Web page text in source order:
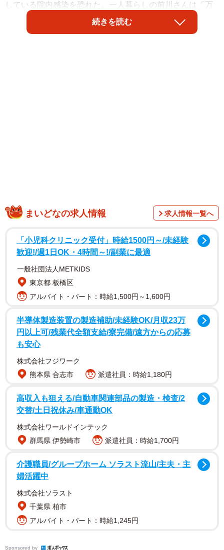
している院内感染を恐れた。一人暮らしの前川さんは「万
が一感染して入院にでもなったら、猫たちのお世話をする
人がいなくなる」と務めていた病院を退職した。
ん。「買い物や食事についても、ネットスーパーを利用し
便には感じていないですね」。不要不急の外出はもちろん
控えているが、自宅での特別な楽しみがある。猫との生活
である。
「コロナ自体は憎いですけどね…。毎日私が家にいる事
す。みんな（猫たち）もきっと喜んでくれている、と勝手
に思い込んでいます」
明るい希望…名前は「ライト」と「ホープ」に
前川さんの家にやってきた直後のライトとホープ
続きを読む
まいどなの求人情報 求人情報一覧へ
「小児科クリニック受付」時給1500円～/未経験
歓迎!/週1日OK・4時間～!/副業に最適
一般社団法人METKIDS
東京都 板橋区
アルバイト・パート：時給1,500円～1,600円
半導体製造装置の製造補助/未経験OK/月収23万
円以上可/残業代全額支給/寮完備/遠方からの応募
も安心
株式会社フジワーク
熊本県 合志市
派遣社員：時給1,180円
高収入も狙える/自動車関連部品の製造・検査/2
交替/土日祝休み/車通勤OK
株式会社ワールドインテック
群馬県 伊勢崎市
派遣社員：時給1,700円
介護職員/グループホーム ソラスト流山/主夫・主
婦活躍中
株式会社ソラスト
千葉県 柏市
アルバイト・パート：時給1,245円
Sponsored by